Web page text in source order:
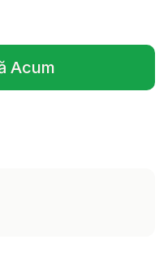
Acum
deschide într-o filă